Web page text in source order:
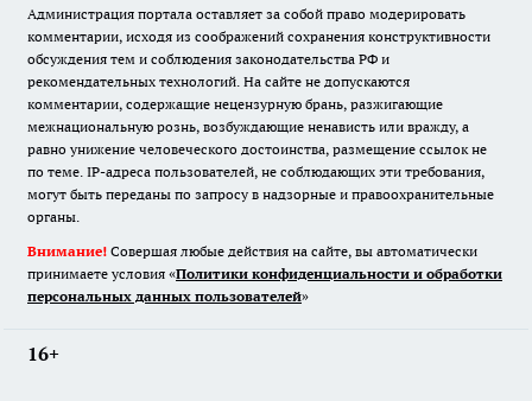
Администрация портала оставляет за собой право модерировать
комментарии, исходя из соображений сохранения конструктивности
обсуждения тем и соблюдения законодательства РФ и
рекомендательных технологий. На сайте не допускаются
комментарии, содержащие нецензурную брань, разжигающие
межнациональную рознь, возбуждающие ненависть или вражду, а
равно унижение человеческого достоинства, размещение ссылок не
по теме. IP-адреса пользователей, не соблюдающих эти требования,
могут быть переданы по запросу в надзорные и правоохранительные
органы.
Внимание! Совершая любые действия на сайте, вы автоматически
принимаете условия «Политики конфиденциальности и обработки
персональных данных пользователей»
16+